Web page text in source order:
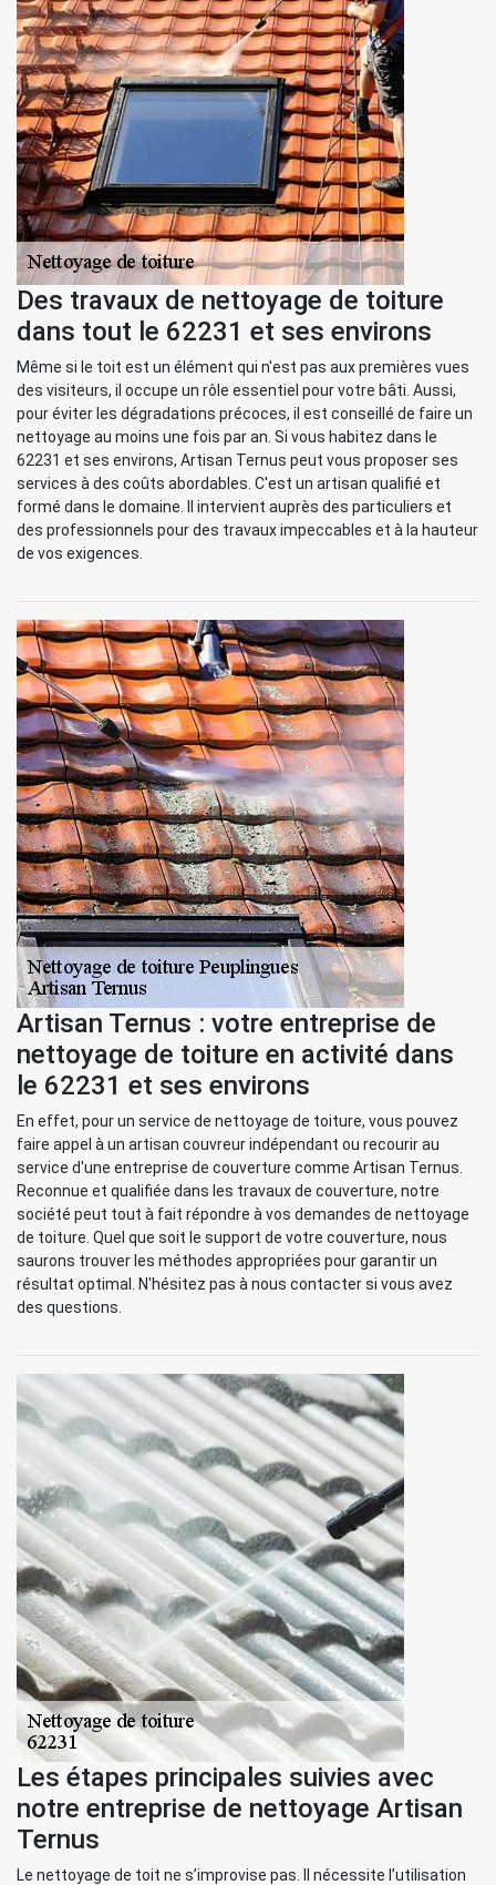
Des travaux de nettoyage de toiture
dans tout le 62231 et ses environs
Même si le toit est un élément qui n'est pas aux premières vues
des visiteurs, il occupe un rôle essentiel pour votre bâti. Aussi,
pour éviter les dégradations précoces, il est conseillé de faire un
nettoyage au moins une fois par an. Si vous habitez dans le
62231 et ses environs, Artisan Ternus peut vous proposer ses
services à des coûts abordables. C'est un artisan qualifié et
formé dans le domaine. Il intervient auprès des particuliers et
des professionnels pour des travaux impeccables et à la hauteur
de vos exigences.
Artisan Ternus : votre entreprise de
nettoyage de toiture en activité dans
le 62231 et ses environs
En effet, pour un service de nettoyage de toiture, vous pouvez
faire appel à un artisan couvreur indépendant ou recourir au
service d'une entreprise de couverture comme Artisan Ternus.
Reconnue et qualifiée dans les travaux de couverture, notre
société peut tout à fait répondre à vos demandes de nettoyage
de toiture. Quel que soit le support de votre couverture, nous
saurons trouver les méthodes appropriées pour garantir un
résultat optimal. N'hésitez pas à nous contacter si vous avez
des questions.
Les étapes principales suivies avec
notre entreprise de nettoyage Artisan
Ternus
Le nettoyage de toit ne s’improvise pas. Il nécessite l’utilisation